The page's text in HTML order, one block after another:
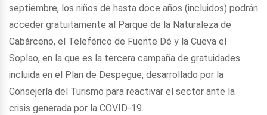
septiembre, los niños de hasta doce años (incluidos) podrán
acceder gratuitamente al Parque de la Naturaleza de
Cabárceno, el Teleférico de Fuente Dé y la Cueva el
Soplao, en la que es la tercera campaña de gratuidades
incluida en el Plan de Despegue, desarrollado por la
Consejería del Turismo para reactivar el sector ante la
crisis generada por la COVID-19.